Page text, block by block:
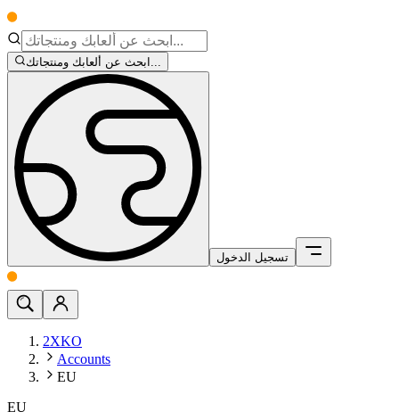
ابحث عن ألعابك ومنتجاتك...
تسجيل الدخول
2XKO
Accounts
EU
EU